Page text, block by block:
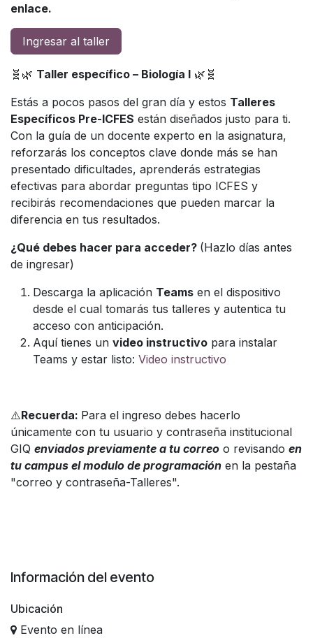
enlace.
Ingresar al taller
🧬🌿 Taller específico – Biología I 🌿🧬
Estás a pocos pasos del gran día y estos Talleres
Específicos Pre-ICFES están diseñados justo para ti.
Con la guía de un docente experto en la asignatura,
reforzarás los conceptos clave donde más se han
presentado dificultades, aprenderás estrategias
efectivas para abordar preguntas tipo ICFES y
recibirás recomendaciones que pueden marcar la
diferencia en tus resultados.
¿Qué debes hacer para acceder? (Hazlo días antes
de ingresar)
Descarga la aplicación Teams en el dispositivo
desde el cual tomarás tus talleres y autentica tu
acceso con anticipación.
Aquí tienes un video instructivo para instalar
Teams y estar listo: Video instructivo
⚠️Recuerda: Para el ingreso debes hacerlo
únicamente con tu usuario y contraseña institucional
GIQ enviados previamente a tu correo o revisando en
tu campus el modulo de programación en la pestaña
"correo y contraseña-Talleres".
Información del evento
Ubicación
Evento en línea